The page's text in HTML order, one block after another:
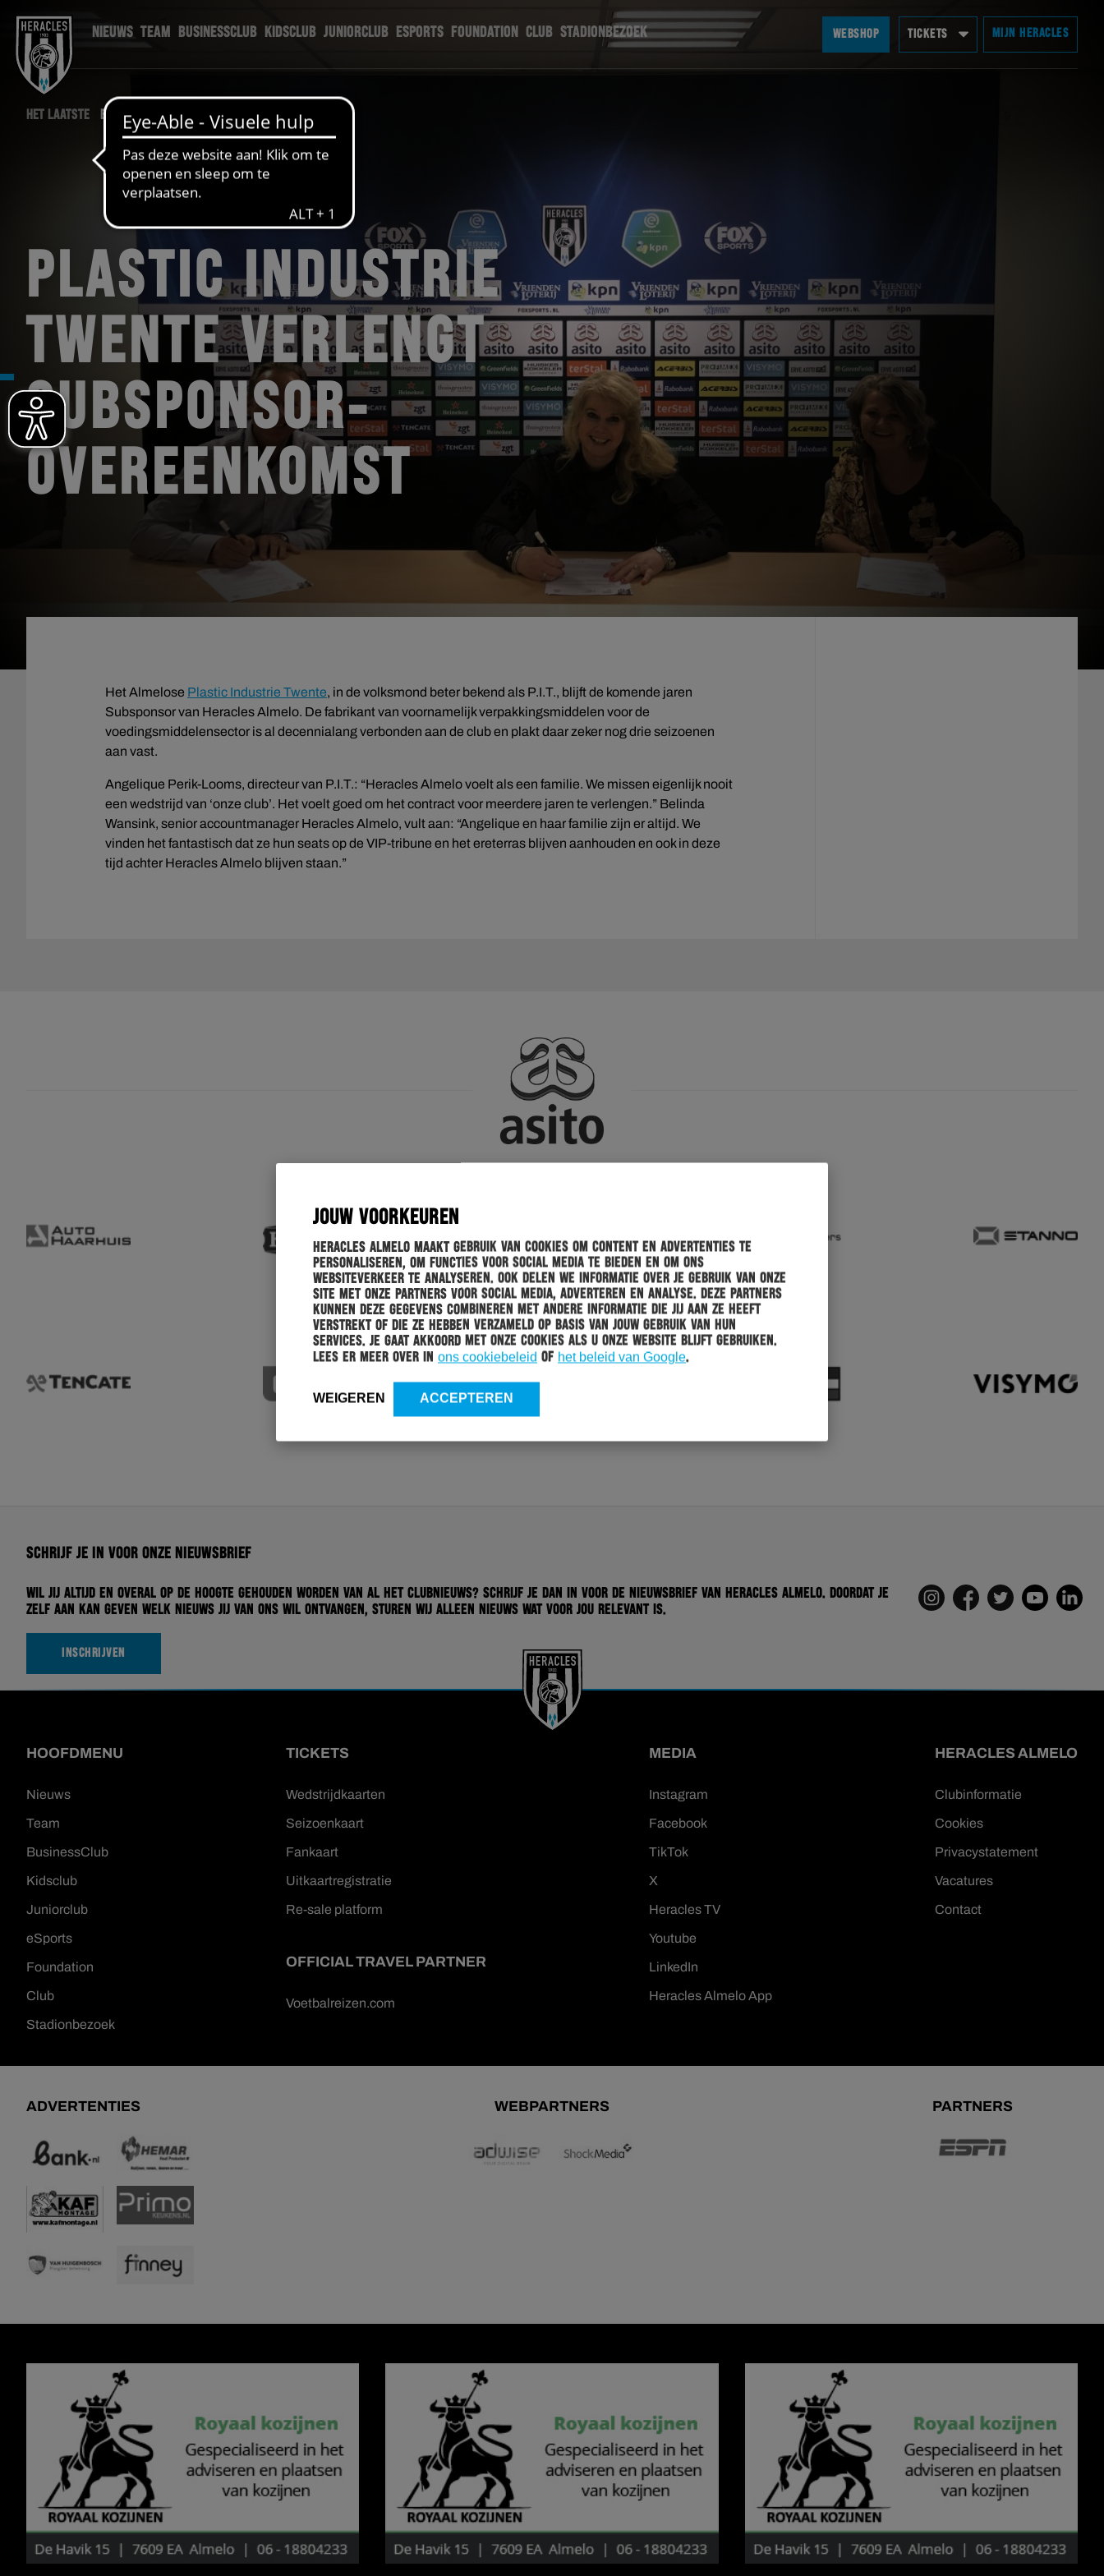
JOUW VOORKEUREN
Heracles Almelo maakt gebruik van cookies om content en advertenties te
personaliseren, om functies voor social media te bieden en om ons
websiteverkeer te analyseren. Ook delen we informatie over je gebruik van onze
site met onze partners voor social media, adverteren en analyse. Deze partners
kunnen deze gegevens combineren met andere informatie die jij aan ze heeft
verstrekt of die ze hebben verzameld op basis van jouw gebruik van hun
services. Je gaat akkoord met onze cookies als u onze website blijft gebruiken.
Lees er meer over in ons cookiebeleid of het beleid van Google.
WEIGEREN ACCEPTEREN
NIEUWS TEAM BUSINESSCLUB KIDSCLUB JUNIORCLUB ESPORTS FOUNDATION CLUB STADIONBEZOEK WEBSHOP TICKETS MIJN HERACLES
HET LAATSTE BUSINESSCLUB NIEUWS
PLASTIC INDUSTRIE
TWENTE VERLENGT
SUBSPONSOR-
OVEREENKOMST
Het Almelose Plastic Industrie Twente, in de volksmond beter bekend als P.I.T., blijft de komende jaren
Subsponsor van Heracles Almelo. De fabrikant van voornamelijk verpakkingsmiddelen voor de
voedingsmiddelensector is al decennialang verbonden aan de club en plakt daar zeker nog drie seizoenen
aan vast.
Angelique Perik-Looms, directeur van P.I.T.: “Heracles Almelo voelt als een familie. We missen eigenlijk nooit
een wedstrijd van ‘onze club’. Het voelt goed om het contract voor meerdere jaren te verlengen.” Belinda
Wansink, senior accountmanager Heracles Almelo, vult aan: “Angelique en haar familie zijn er altijd. We
vinden het fantastisch dat ze hun seats op de VIP-tribune en het ereterras blijven aanhouden en ook in deze
tijd achter Heracles Almelo blijven staan.”
Schrijf je in voor onze nieuwsbrief
Wil jij altijd en overal op de hoogte gehouden worden van al het clubnieuws? Schrijf je dan in voor de nieuwsbrief van Heracles Almelo. Doordat je
zelf aan kan geven welk nieuws jij van ons wil ontvangen, sturen wij alleen nieuws wat voor jou relevant is.
INSCHRIJVEN
HOOFDMENU
Nieuws
Team
BusinessClub
Kidsclub
Juniorclub
eSports
Foundation
Club
Stadionbezoek
TICKETS
Wedstrijdkaarten
Seizoenkaart
Fankaart
Uitkaartregistratie
Re-sale platform
OFFICIAL TRAVEL PARTNER
Voetbalreizen.com
MEDIA
Instagram
Facebook
TikTok
X
Heracles TV
Youtube
LinkedIn
Heracles Almelo App
HERACLES ALMELO
Clubinformatie
Cookies
Privacystatement
Vacatures
Contact
ADVERTENTIES WEBPARTNERS PARTNERS